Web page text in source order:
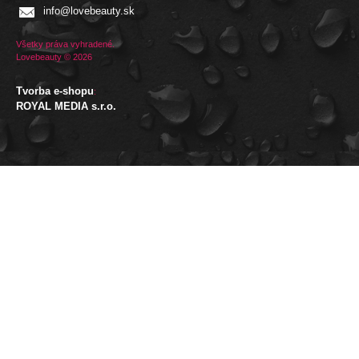
info@lovebeauty.sk
Všetky práva vyhradené.
Lovebeauty © 2026
Tvorba e-shopu:
ROYAL MEDIA s.r.o.